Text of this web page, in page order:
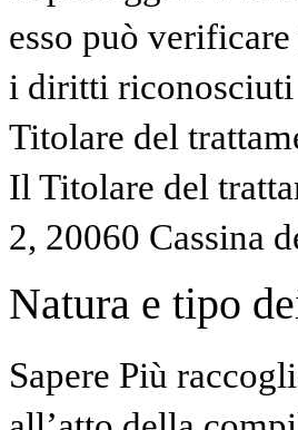
esso può
i diritti riconosciuti
Titolare del
Il Titolare del
2, 20060 Cassina
Natura e tipo
Sapere Più